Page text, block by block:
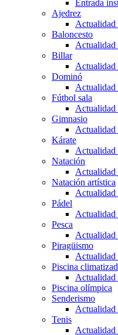
Entrada
Ajedrez
Actualidad
Baloncesto
Actualidad
Billar
Actualidad
Dominó
Actualidad
Fútbol sala
Actualidad
Gimnasio
Actualidad
Kárate
Actualidad
Natación
Actualidad
Natación artística
Actualidad
Pádel
Actualidad
Pesca
Actualidad
Piragüismo
Actualidad
Piscina
Actualidad
Piscina olímpica
Senderismo
Actualidad
Tenis
Actualidad